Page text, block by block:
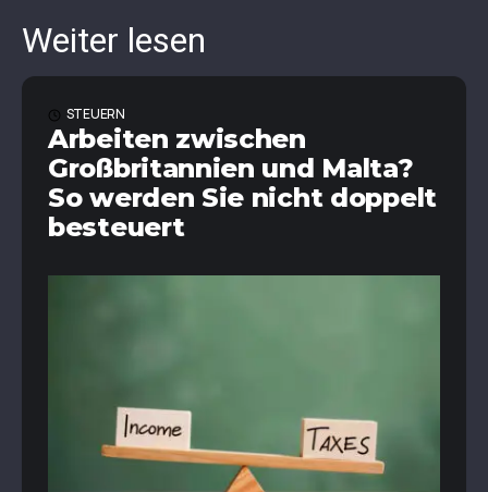
Weiter lesen
STEUERN
Arbeiten zwischen
Großbritannien und Malta?
So werden Sie nicht doppelt
besteuert